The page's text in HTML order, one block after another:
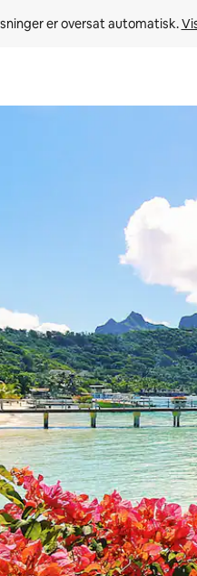
er oversat automatisk.
op og ned eller se mere